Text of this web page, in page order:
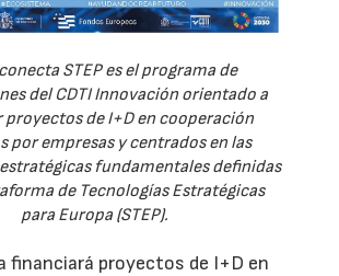
STEP es el programa de
del CDTI Innovación orientado a
proyectos de I+D en cooperación
por empresas y centrados en las
fundamentales definidas
de Tecnologías Estratégicas
para Europa (STEP).
financiará proyectos de I+D en